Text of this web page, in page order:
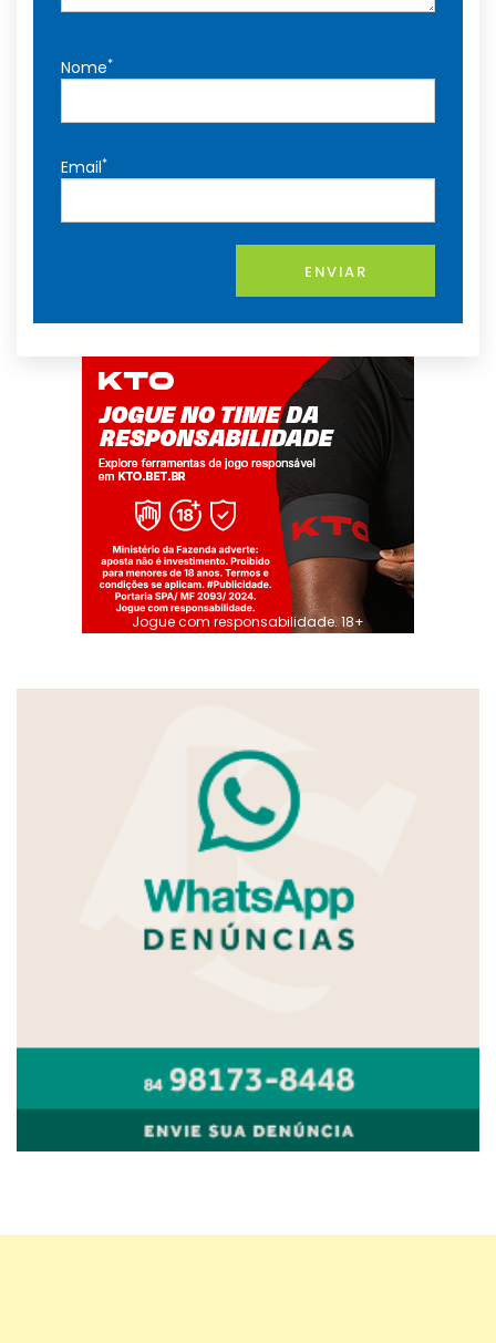
Nome*
Email*
ENVIAR
Jogue com responsabilidade. 18+